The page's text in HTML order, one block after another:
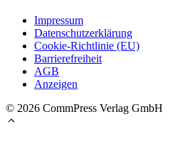
Impressum
Datenschutzerklärung
Cookie-Richtlinie (EU)
Barrierefreiheit
AGB
Anzeigen
© 2026 CommPress Verlag GmbH